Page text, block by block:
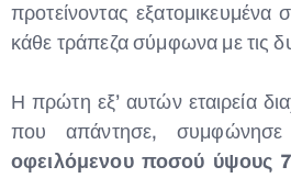
προτείνοντας εξατομικευμένα
κάθε τράπεζα σύμφωνα με τις
Η πρώτη εξ’ αυτών εταιρεία
που απάντησε,
οφειλόμενου ποσού ύψους